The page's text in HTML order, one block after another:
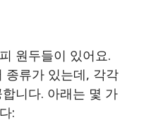
원두들이 있어요.
종류가 있는데, 각각
니다. 아래는 몇 가
: